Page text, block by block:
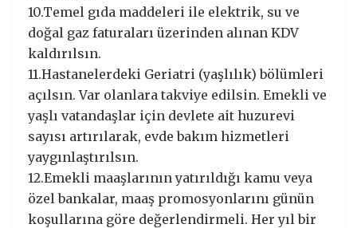
10.Temel gıda maddeleri ile elektrik, su ve
doğal gaz faturaları üzerinden alınan KDV
kaldırılsın.
11.Hastanelerdeki Geriatri (yaşlılık) bölümleri
açılsın. Var olanlara takviye edilsin. Emekli ve
yaşlı vatandaşlar için devlete ait huzurevi
sayısı artırılarak, evde bakım hizmetleri
yaygınlaştırılsın.
12.Emekli maaşlarının yatırıldığı kamu veya
özel bankalar, maaş promosyonlarını günün
koşullarına göre değerlendirmeli. Her yıl bir